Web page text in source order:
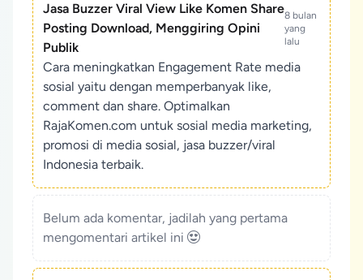
Jasa Buzzer Viral View Like Komen Share
Posting Download, Menggiring Opini
Publik
8 bulan
yang
lalu
Cara meningkatkan Engagement Rate media
sosial yaitu dengan memperbanyak like,
comment dan share. Optimalkan
RajaKomen.com untuk sosial media marketing,
promosi di media sosial, jasa buzzer/viral
Indonesia terbaik.
Belum ada komentar, jadilah yang pertama
mengomentari artikel ini